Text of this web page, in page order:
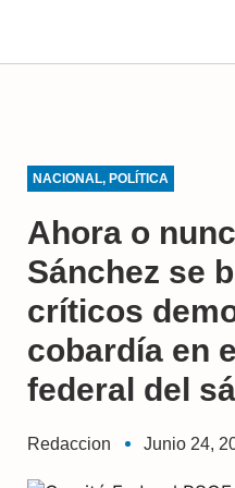
NACIONAL, POLÍTICA
Ahora o
Sánchez se
críticos
cobardía en
federal del
Redaccion Junio 24,